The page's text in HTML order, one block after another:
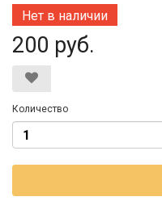
Нет в наличии
200 руб.
Количество